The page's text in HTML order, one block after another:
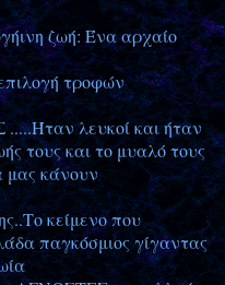
ζωή: Ένα αρχαίο
τροφών
λευκοί και ήταν
τους και το μυαλό τους
μας κάνουν
κείμενο που
παγκόσμιος γίγαντας